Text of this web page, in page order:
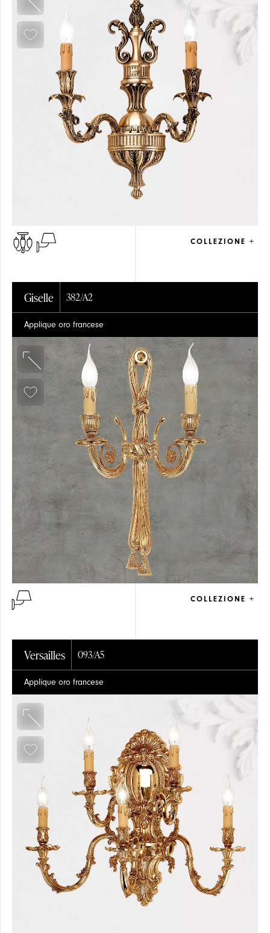
PENDAGLI
COLLEZIONE +
Giselle 382/A2
Applique oro francese
COLLEZIONE +
Versailles 093/A5
Applique oro francese